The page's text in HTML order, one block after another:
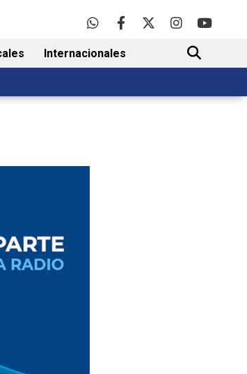
Internacionales
BUSCAR